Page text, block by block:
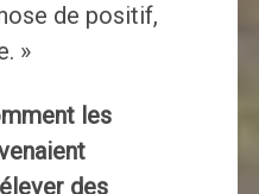
de positif,
»
les
des